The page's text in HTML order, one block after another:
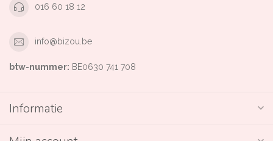
016 60 18 12
info@bizou.be
btw-nummer: BE0630 741 708
Informatie